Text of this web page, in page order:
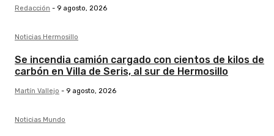
Redacción - 9 agosto, 2026
Noticias Hermosillo
Se incendia camión cargado con cientos de kilos de
carbón en Villa de Seris, al sur de Hermosillo
Martín Vallejo - 9 agosto, 2026
Noticias Mundo